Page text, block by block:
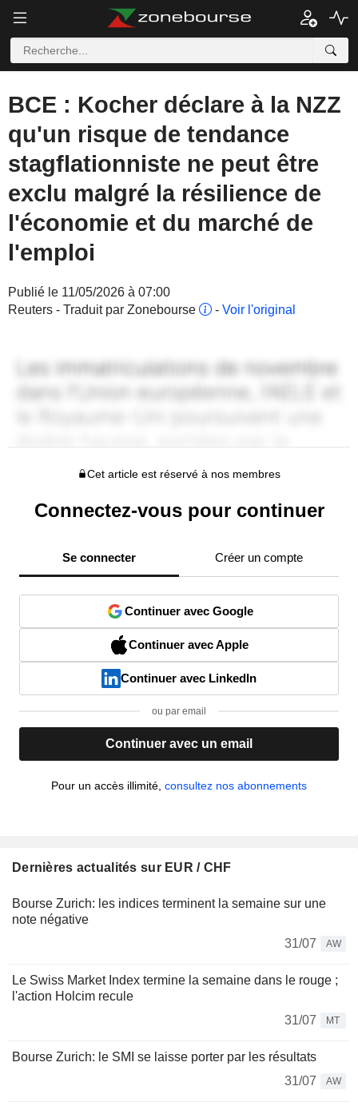
BCE : Kocher déclare à la NZZ
qu'un risque de tendance
stagflationniste ne peut être
exclu malgré la résilience de
l'économie et du marché de
l'emploi
Publié le 11/05/2026 à 07:00
Reuters - Traduit par Zonebourse
- Voir l'original
Cet article est réservé à nos membres
Connectez-vous pour continuer
Se connecter Créer un compte
Continuer avec Google
Continuer avec Apple
Continuer avec LinkedIn
ou par email
Continuer avec un email
Pour un accès illimité, consultez nos abonnements
Dernières actualités sur EUR / CHF
Bourse Zurich: les indices terminent la semaine sur une
note négative
31/07
AW
Le Swiss Market Index termine la semaine dans le rouge ;
l'action Holcim recule
31/07
MT
Bourse Zurich: le SMI se laisse porter par les résultats
31/07
AW